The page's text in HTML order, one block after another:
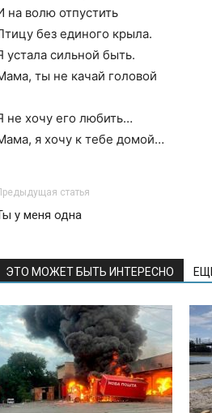
на волю отпустить
без единого крыла.
устала сильной быть.
ты не качай головой
не хочу его любить…
я хочу к тебе домой…
статья
у меня одна
ЭТО МОЖЕТ БЫТЬ ИНТЕРЕСНО